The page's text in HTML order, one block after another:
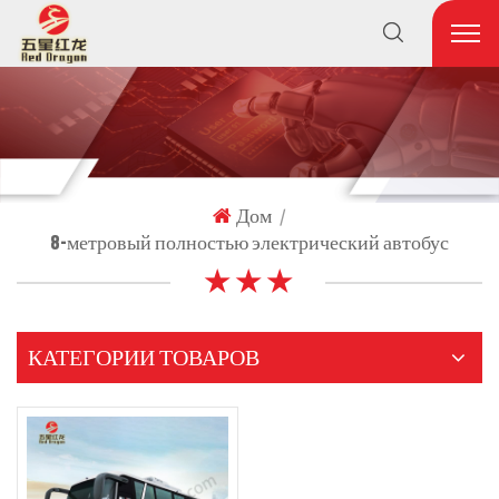
Дом |
8-метровый полностью электрический автобус
★ ★ ★
КАТЕГОРИИ ТОВАРОВ